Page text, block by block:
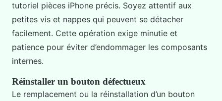
tutoriel pièces iPhone précis. Soyez attentif aux
petites vis et nappes qui peuvent se détacher
facilement. Cette opération exige minutie et
patience pour éviter d’endommager les composants
internes.
Réinstaller un bouton défectueux
Le remplacement ou la réinstallation d’un bouton